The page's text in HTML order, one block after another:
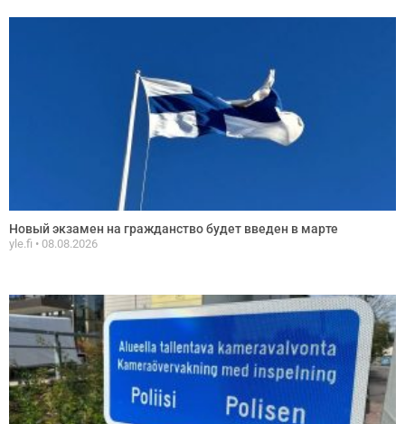
Новый экзамен на гражданство будет введен в марте
yle.fi 08.08.2026